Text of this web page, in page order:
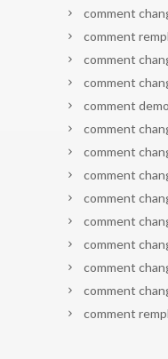
comment
comment
comment
comment
comment
comment
comment
comment
comment
comment
comment
comment
comment
comment